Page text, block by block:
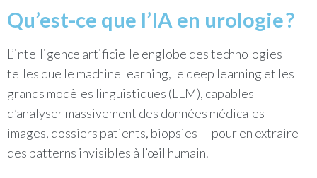
Qu’est-ce que l’IA en urologie ?
L’intelligence artificielle englobe des technologies
telles que le machine learning, le deep learning et les
grands modèles linguistiques (LLM), capables
d’analyser massivement des données médicales —
images, dossiers patients, biopsies — pour en extraire
des patterns invisibles à l’œil humain.